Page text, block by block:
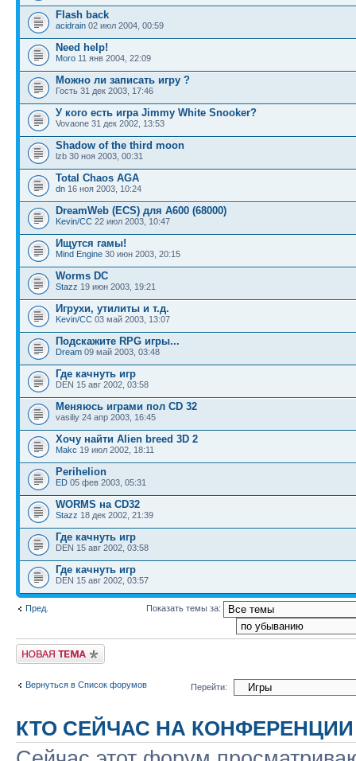
Flash back
acidrain 02 июл 2004, 00:59
Need help!
Moro 11 янв 2004, 22:09
Можно ли записать игру ?
Гость 31 дек 2003, 17:46
У кого есть игра Jimmy White Snooker?
Vovaone 31 дек 2002, 13:53
Shadow of the third moon
lzb 30 ноя 2003, 00:31
Total Chaos AGA
dn 16 ноя 2003, 10:24
DreamWeb (ECS) для А600 (68000)
Kevin/CC 22 июл 2003, 10:47
Ищутся гамы!
Mind Engine 30 июн 2003, 20:15
Worms DC
Stazz 19 июн 2003, 19:21
Игрухи, утилиты и т.д.
Kevin/CC 03 май 2003, 13:07
Подскажите RPG игры...
Dream 09 май 2003, 03:48
Где качнуть игр
DEN 15 авг 2002, 03:58
Меняюсь играми пол CD 32
vasiliy 24 апр 2003, 16:45
Хочу найти Alien breed 3D 2
Makc 19 июл 2002, 18:11
Perihelion
ED 05 фев 2003, 05:31
WORMS на CD32
Stazz 18 дек 2002, 21:39
Где качнуть игр
DEN 15 авг 2002, 03:58
Где качнуть игр
DEN 15 авг 2002, 03:57
Пред. Показать темы за:
Новая тема
Вернуться в Список форумов Перейти:
КТО СЕЙЧАС НА КОНФЕРЕНЦИИ